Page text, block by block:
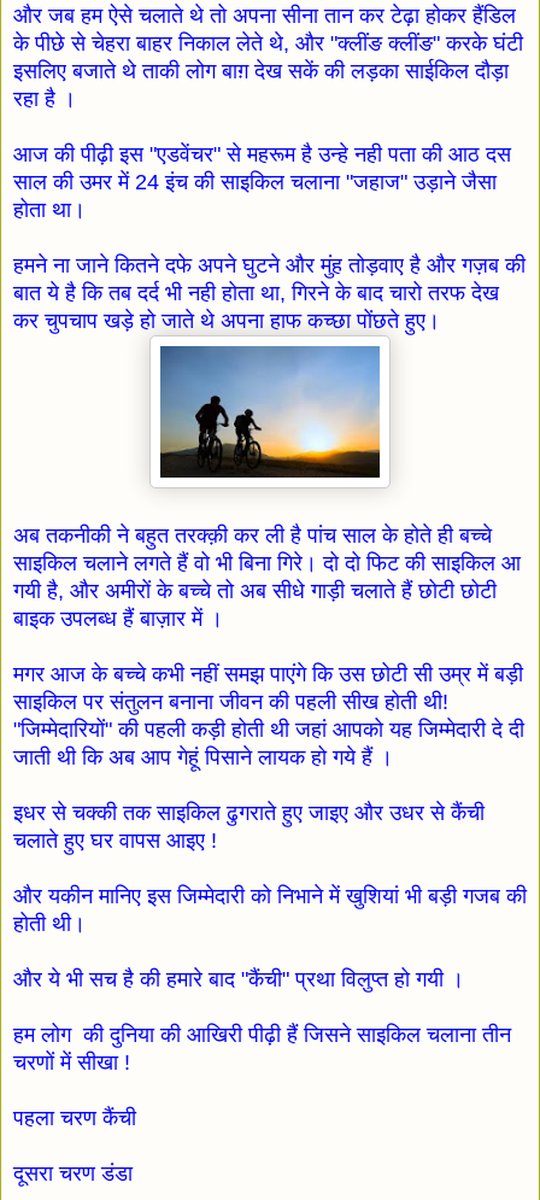
और जब हम ऐसे चलाते थे तो अपना सीना तान कर टेढ़ा होकर हैंडिल
के पीछे से चेहरा बाहर निकाल लेते थे, और "क्लींङ क्लींङ" करके घंटी
इसलिए बजाते थे ताकी लोग बाग़ देख सकें की लड़का साईकिल दौड़ा
रहा है ।
आज की पीढ़ी इस "एडवेंचर" से महरूम है उन्हे नही पता की आठ दस
साल की उमर में 24 इंच की साइकिल चलाना "जहाज" उड़ाने जैसा
होता था।
हमने ना जाने कितने दफे अपने घुटने और मुंह तोड़वाए है और गज़ब की
बात ये है कि तब दर्द भी नही होता था, गिरने के बाद चारो तरफ देख
कर चुपचाप खड़े हो जाते थे अपना हाफ कच्छा पोंछते हुए।
अब तकनीकी ने बहुत तरक्क़ी कर ली है पांच साल के होते ही बच्चे
साइकिल चलाने लगते हैं वो भी बिना गिरे। दो दो फिट की साइकिल आ
गयी है, और अमीरों के बच्चे तो अब सीधे गाड़ी चलाते हैं छोटी छोटी
बाइक उपलब्ध हैं बाज़ार में ।
मगर आज के बच्चे कभी नहीं समझ पाएंगे कि उस छोटी सी उम्र में बड़ी
साइकिल पर संतुलन बनाना जीवन की पहली सीख होती थी!
"जिम्मेदारियों" की पहली कड़ी होती थी जहां आपको यह जिम्मेदारी दे दी
जाती थी कि अब आप गेहूं पिसाने लायक हो गये हैं ।
इधर से चक्की तक साइकिल ढुगराते हुए जाइए और उधर से कैंची
चलाते हुए घर वापस आइए !
और यकीन मानिए इस जिम्मेदारी को निभाने में खुशियां भी बड़ी गजब की
होती थी।
और ये भी सच है की हमारे बाद "कैंची" प्रथा विलुप्त हो गयी ।
हम लोग की दुनिया की आखिरी पीढ़ी हैं जिसने साइकिल चलाना तीन
चरणों में सीखा !
पहला चरण कैंची
दूसरा चरण डंडा